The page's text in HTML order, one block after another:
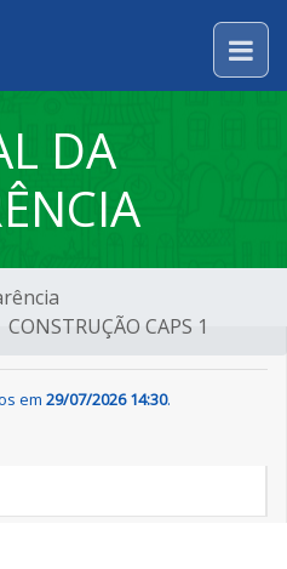
DA
CONSTRUÇÃO CAPS 1
em 29/07/2026 14:30.